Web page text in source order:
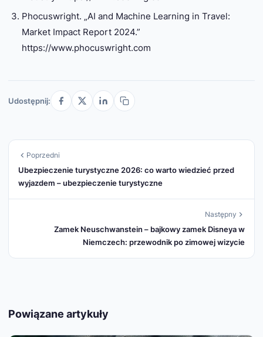
Phocuswright. „AI and Machine Learning in Travel:
Market Impact Report 2024.”
https://www.phocuswright.com
Udostępnij:
Poprzedni
Ubezpieczenie turystyczne 2026: co warto wiedzieć przed
wyjazdem – ubezpieczenie turystyczne
Następny
Zamek Neuschwanstein – bajkowy zamek Disneya w
Niemczech: przewodnik po zimowej wizycie
Powiązane artykuły